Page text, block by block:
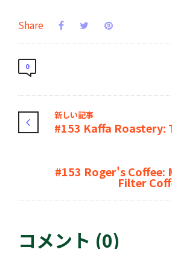
Share
0
新しい記事
#153 Kaffa Roastery:
#153 Roger's Coffee:
Filter
コメント (0)